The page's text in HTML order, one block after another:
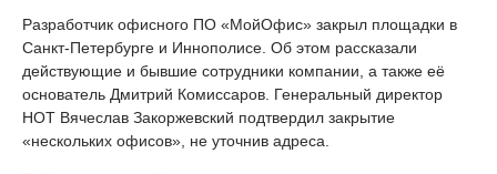
Разработчик офисного ПО «МойОфис» закрыл площадки в
Санкт-Петербурге и Иннополисе. Об этом рассказали
действующие и бывшие сотрудники компании, а также её
основатель Дмитрий Комиссаров. Генеральный директор
НОТ Вячеслав Закоржевский подтвердил закрытие
«нескольких офисов», не уточнив адреса.